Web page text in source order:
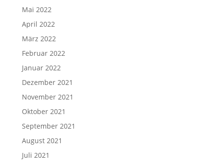
Mai 2022
April 2022
März 2022
Februar 2022
Januar 2022
Dezember 2021
November 2021
Oktober 2021
September 2021
August 2021
Juli 2021